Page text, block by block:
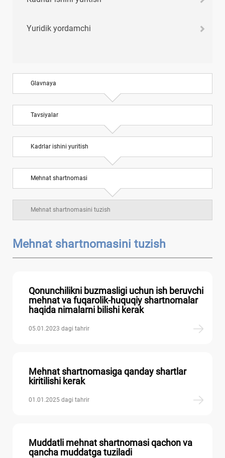
Yuridik yordamchi
Glavnaya
Tavsiyalar
Kadrlar ishini yuritish
Mehnat shartnomasi
Mehnat shartnomasini tuzish
Mehnat shartnomasini tuzish
Qonunchilikni buzmasligi uchun ish beruvchi
mehnat va fuqarolik-huquqiy shartnomalar
haqida nimalarni bilishi kerak
05.01.2023 dagi tahrir
Mehnat shartnomasiga qanday shartlar
kiritilishi kerak
01.01.2025 dagi tahrir
Muddatli mehnat shartnomasi qachon va
qancha muddatga tuziladi